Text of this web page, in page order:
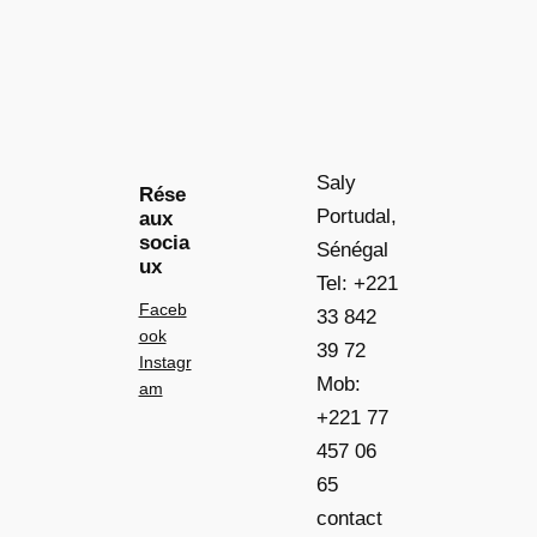
Rése
aux
socia
ux
Faceb
ook
Instagr
am
Saly
Portudal,
Sénégal
Tel: +221
33 842
39 72
Mob:
+221 77
457 06
65
contact